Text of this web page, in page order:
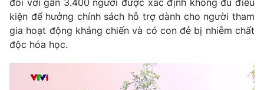
Giải sao mai
Làm đẹp
Chất lượng cuộc sống
Tuyển sinh
Học trực tuyến
Công nghệ
Hitech Công nghệ tương lai
Sản phẩm
Giao lưu trực tuyến
đối với gần 3.400 người được xác định không đủ điều
kiện để hưởng chính sách hỗ trợ dành cho người tham
gia hoạt động kháng chiến và có con đẻ bị nhiễm chất
độc hóa học.